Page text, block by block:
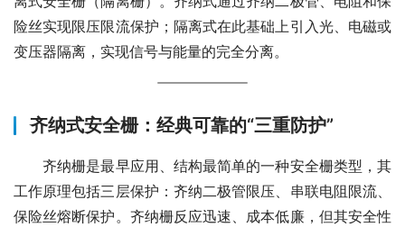
险丝实现限压限流保护；隔离式在此基础上引入光、电磁或
变压器隔离，实现信号与能量的完全分离。
齐纳式安全栅：经典可靠的“三重防护”
齐纳栅是最早应用、结构最简单的一种安全栅类型，其
工作原理包括三层保护：齐纳二极管限压、串联电阻限流、
保险丝熔断保护。齐纳栅反应迅速、成本低廉，但其安全性